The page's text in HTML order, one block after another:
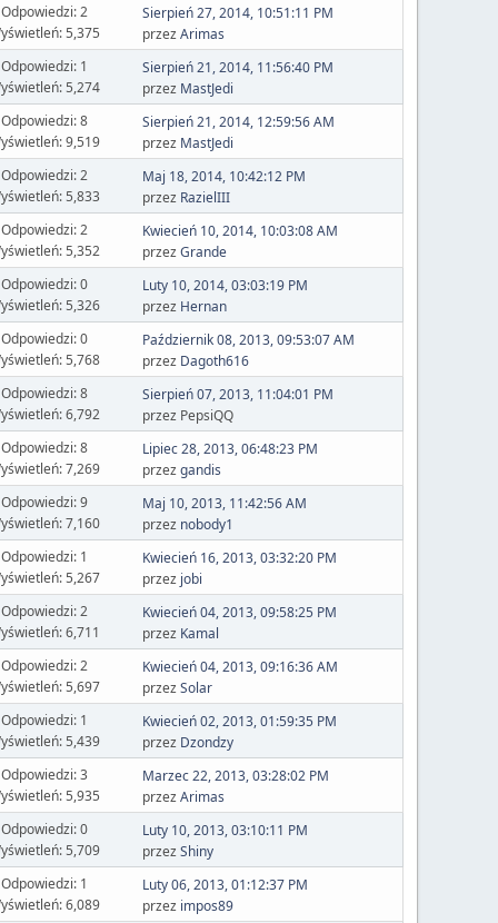
Odpowiedzi: 2
5,375
Sierpień 27, 2014, 10:51:11 PM
przezArimas
Odpowiedzi: 1
5,274
Sierpień 21, 2014, 11:56:40 PM
przez MastJedi
Odpowiedzi: 8
9,519
Sierpień 21, 2014, 12:59:56 AM
przez MastJedi
Odpowiedzi: 2
5,833
Maj 18, 2014, 10:42:12 PM
przez RazielIII
Odpowiedzi: 2
5,352
Kwiecień 10, 2014, 10:03:08 AM
przezGrande
Odpowiedzi: 0
5,326
Luty 10, 2014, 03:03:19 PM
przez Hernan
Odpowiedzi: 0
5,768
Październik 08, 2013, 09:53:07 AM
przez Dagoth616
Odpowiedzi: 8
6,792
Sierpień 07, 2013, 11:04:01 PM
przez PepsiQQ
Odpowiedzi: 8
7,269
Lipiec 28, 2013, 06:48:23 PM
przezgandis
Odpowiedzi: 9
7,160
Maj 10, 2013, 11:42:56 AM
przez nobody1
Odpowiedzi: 1
5,267
Kwiecień 16, 2013, 03:32:20 PM
przez jobi
Odpowiedzi: 2
6,711
Kwiecień 04, 2013, 09:58:25 PM
przez Kamal
Odpowiedzi: 2
5,697
Kwiecień 04, 2013, 09:16:36 AM
przezSolar
Odpowiedzi: 1
5,439
Kwiecień 02, 2013, 01:59:35 PM
przez Dzondzy
Odpowiedzi: 3
5,935
Marzec 22, 2013, 03:28:02 PM
przezArimas
Odpowiedzi: 0
5,709
Luty 10, 2013, 03:10:11 PM
przezShiny
Odpowiedzi: 1
6,089
Luty 06, 2013, 01:12:37 PM
przez impos89